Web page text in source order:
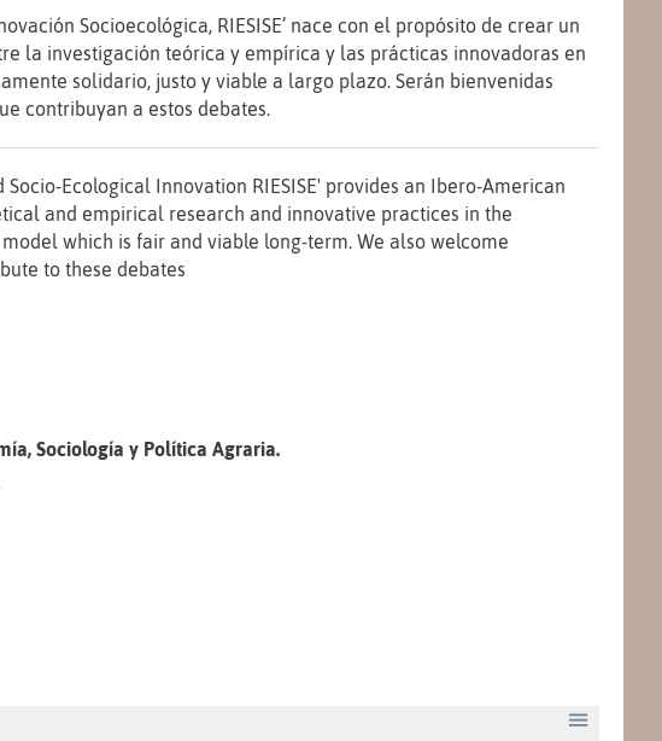
Socioecológica, RIESISE’ nace con el propósito de crear un
la investigación teórica y empírica y las prácticas innovadoras en
solidario, justo y viable a largo plazo. Serán bienvenidas
contribuyan a estos debates.
Ecological Innovation RIESISE' provides an Ibero-American
and empirical research and innovative practices in the
which is fair and viable long-term. We also welcome
to these debates
Sociología y Política Agraria.